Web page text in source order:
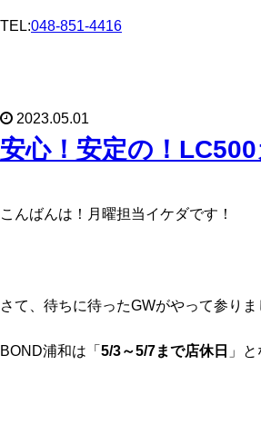
TEL:048-851-4416
2023.05.01
安心！安定の！LC500
こんばんは！月曜担当イケダです！
さて、待ちに待ったGWがやって参りま
BOND浦和は「 5/3～5/7まで店休日 」